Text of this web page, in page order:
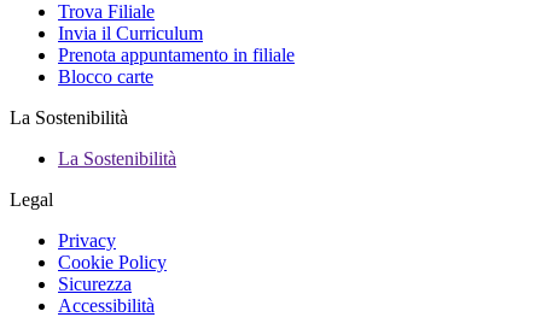
Trova Filiale
Invia il Curriculum
Prenota appuntamento in filiale
Blocco carte
La Sostenibilità
La Sostenibilità
Legal
Privacy
Cookie Policy
Sicurezza
Accessibilità